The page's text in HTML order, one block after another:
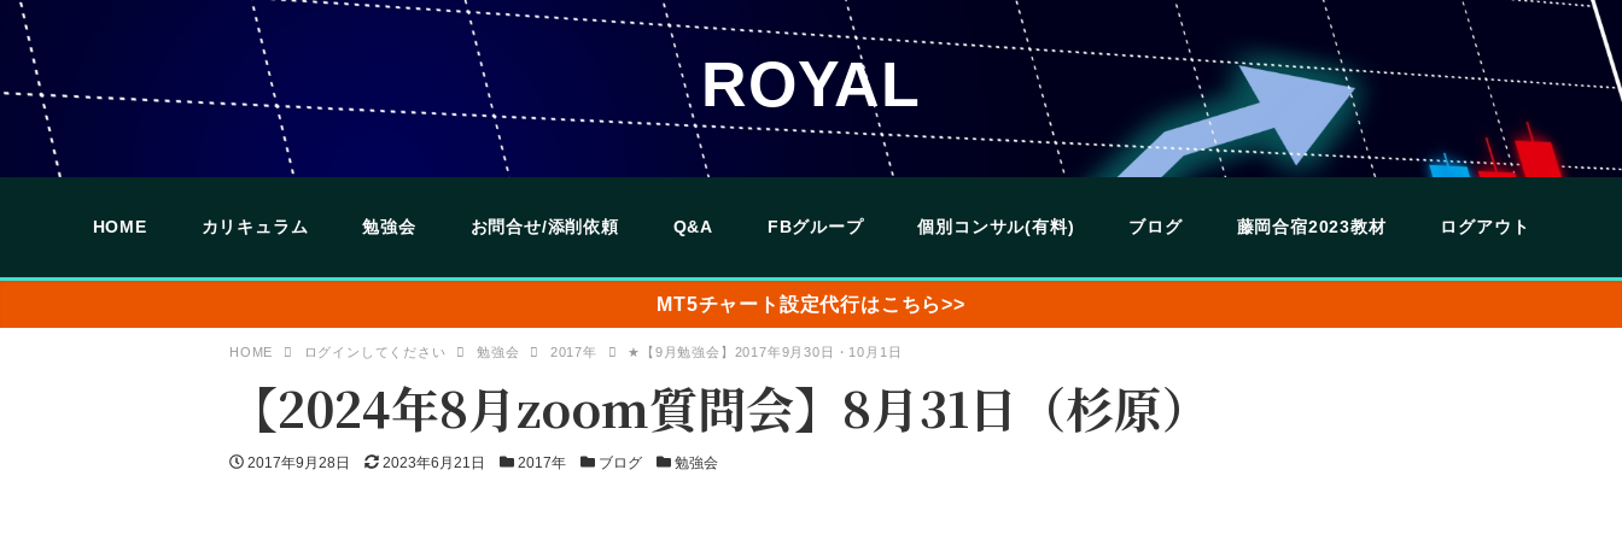
ROYAL
HOME カリキュラム 勉強会 お問合せ/添削依頼 Q&A FBグループ 個別コンサル(有料) ブログ 藤岡合宿2023教材 ログアウト
MT5チャート設定代行はこちら>>
HOME ログインしてください 勉強会 2017年 ★【9月勉強会】2017年9月30日・10月1日
【2024年8月zoom質問会】8月31日（杉原）
投
2017年9月28日
更
2023年6月21日
カ 2017年
カ ブログ
カ 勉強会